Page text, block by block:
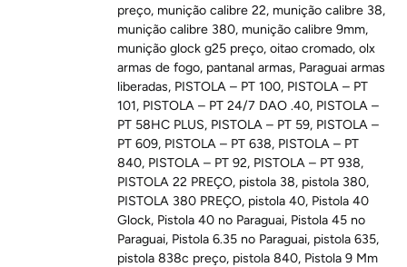
preço, munição calibre 22, munição calibre 38,
munição calibre 380, munição calibre 9mm,
munição glock g25 preço,oitao cromado,olx
armas de fogo, pantanal armas, Paraguai armas
liberadas, PISTOLA – PT 100, PISTOLA – PT
101, PISTOLA – PT 24/7 DAO .40, PISTOLA –
PT 58HC PLUS, PISTOLA – PT 59, PISTOLA –
PT 609, PISTOLA – PT 638, PISTOLA – PT
840, PISTOLA – PT 92, PISTOLA – PT 938,
PISTOLA 22 PREÇO, pistola 38, pistola 380,
PISTOLA 380 PREÇO, pistola 40, Pistola 40
Glock, Pistola 40 no Paraguai, Pistola 45 no
Paraguai, Pistola 6.35 no Paraguai, pistola 635,
pistola 838c preço, pistola 840, Pistola 9 Mm